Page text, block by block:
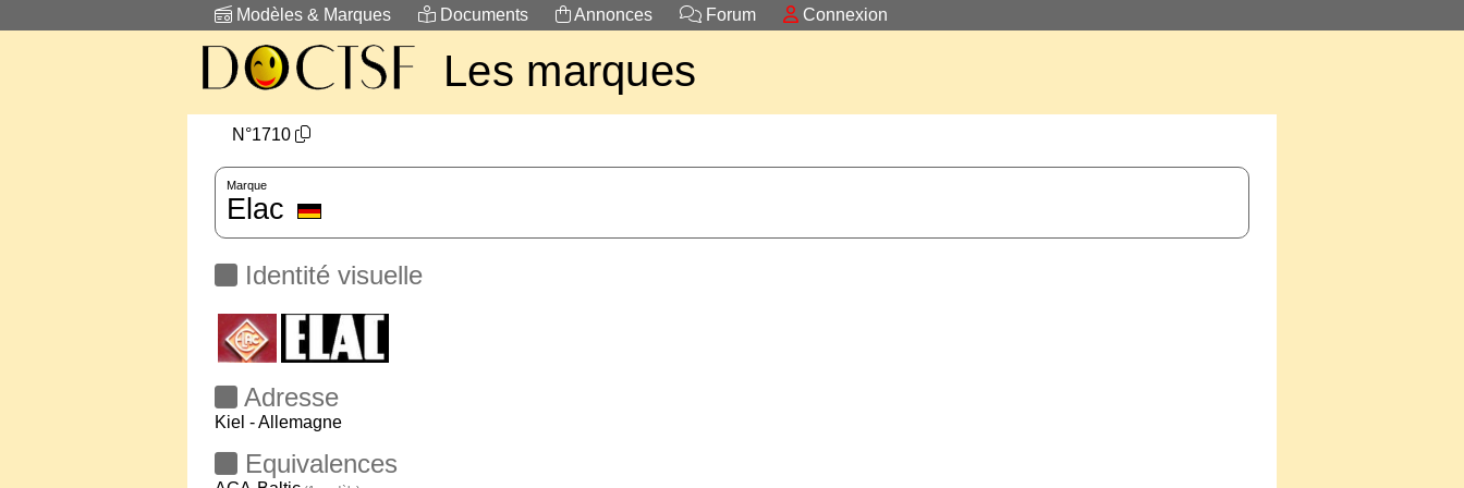
Modèles & Marques Documents Annonces Forum Connexion
Les marques
N°1710
Marque
Elac
Identité visuelle
Adresse
Kiel - Allemagne
Equivalences